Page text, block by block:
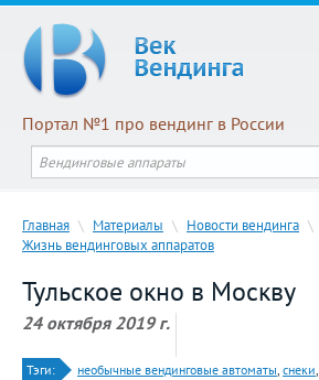
Портал №1 про вендинг в России
Главная \ Материалы \ Новости вендинга \
Жизнь вендинговых аппаратов
Тульское окно в Москву
24 октября 2019 г.
Тэги: необычные вендинговые автоматы, снеки,